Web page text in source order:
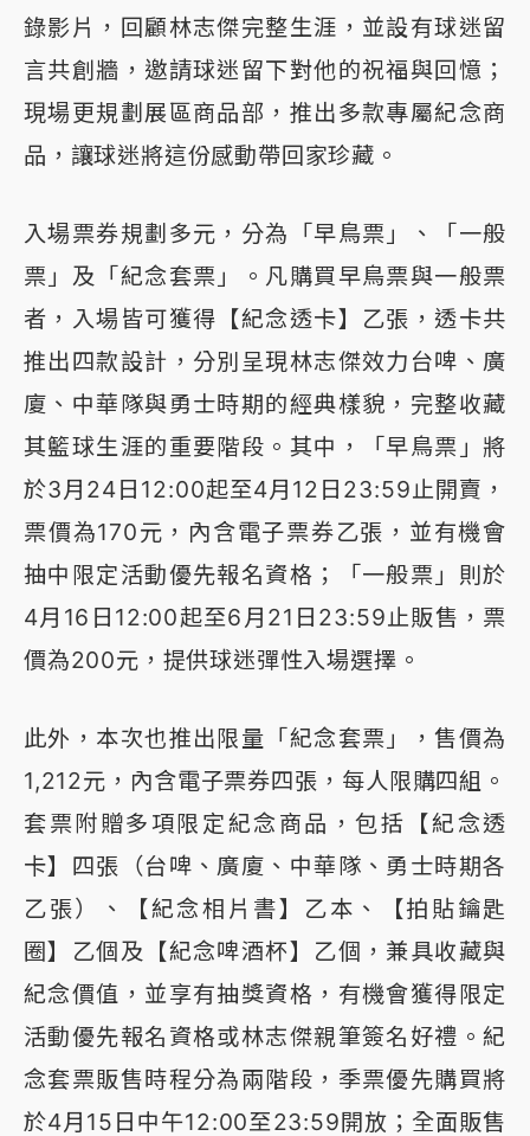
錄影片，回顧林志傑完整生涯，並設有球迷留
言共創牆，邀請球迷留下對他的祝福與回憶；
現場更規劃展區商品部，推出多款專屬紀念商
品，讓球迷將這份感動帶回家珍藏。
入場票券規劃多元，分為「早鳥票」、「一般
票」及「紀念套票」。凡購買早鳥票與一般票
者，入場皆可獲得【紀念透卡】乙張，透卡共
推出四款設計，分別呈現林志傑效力台啤、廣
廈、中華隊與勇士時期的經典樣貌，完整收藏
其籃球生涯的重要階段。其中，「早鳥票」將
於3月24日12:00起至4月12日23:59止開賣，
票價為170元，內含電子票券乙張，並有機會
抽中限定活動優先報名資格；「一般票」則於
4月16日12:00起至6月21日23:59止販售，票
價為200元，提供球迷彈性入場選擇。
此外，本次也推出限量「紀念套票」，售價為
1,212元，內含電子票券四張，每人限購四組。
套票附贈多項限定紀念商品，包括【紀念透
卡】四張（台啤、廣廈、中華隊、勇士時期各
乙張）、【紀念相片書】乙本、【拍貼鑰匙
圈】乙個及【紀念啤酒杯】乙個，兼具收藏與
紀念價值，並享有抽獎資格，有機會獲得限定
活動優先報名資格或林志傑親筆簽名好禮。紀
念套票販售時程分為兩階段，季票優先購買將
於4月15日中午12:00至23:59開放；全面販售